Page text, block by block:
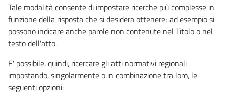
Tale modalità consente di impostare ricerche più complesse in
funzione della risposta che si desidera ottenere; ad esempio si
possono indicare anche parole non contenute nel Titolo o nel
testo dell'atto.
E' possibile, quindi, ricercare gli atti normativi regionali
impostando, singolarmente o in combinazione tra loro, le
seguenti opzioni: